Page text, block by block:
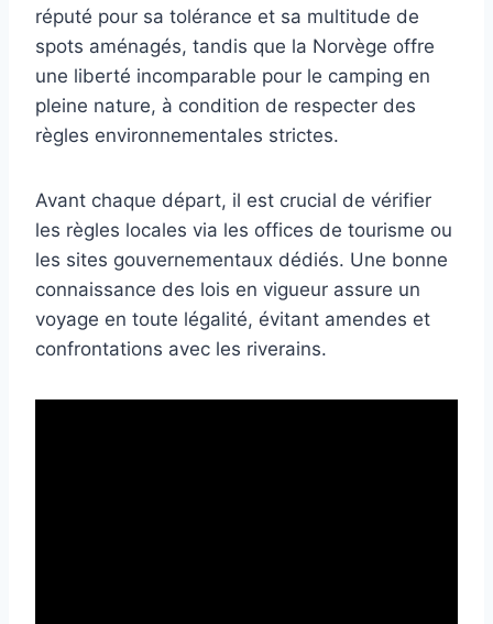
réputé pour sa tolérance et sa multitude de
spots aménagés, tandis que la Norvège offre
une liberté incomparable pour le camping en
pleine nature, à condition de respecter des
règles environnementales strictes.
Avant chaque départ, il est crucial de vérifier
les règles locales via les offices de tourisme ou
les sites gouvernementaux dédiés. Une bonne
connaissance des lois en vigueur assure un
voyage en toute légalité, évitant amendes et
confrontations avec les riverains.